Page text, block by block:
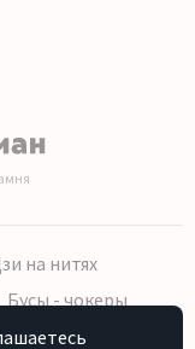
на нитях
Бусы - чокеры
браслет, серьги)